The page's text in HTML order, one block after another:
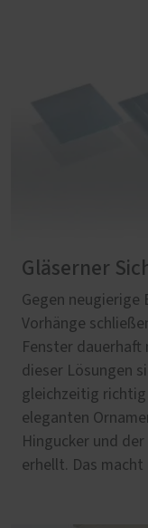
Gläserner
Gegen neugierige
Vorhänge
Fenster dauerhaft
dieser Lösungen
gleichzeitig richtig
eleganten
Hingucker und
erhellt. Das